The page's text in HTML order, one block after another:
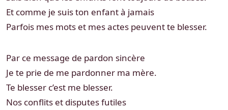
Et comme je suis ton enfant à jamais
Parfois mes mots et mes actes peuvent te blesser.
Par ce message de pardon sincère
Je te prie de me pardonner ma mère.
Te blesser c’est me blesser.
Nos conflits et disputes futiles